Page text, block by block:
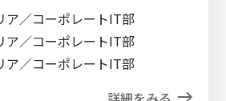
ア／コーポレートIT部
ア／コーポレートIT部
ア／コーポレートIT部